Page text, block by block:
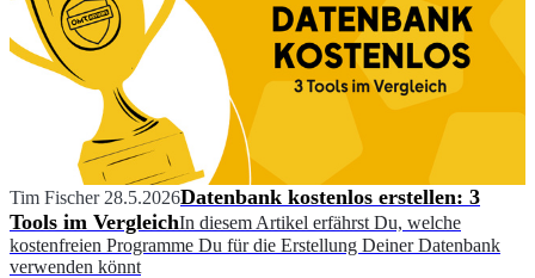
Tim Fischer 28.5.2026Datenbank kostenlos erstellen: 3
Tools im VergleichIn diesem Artikel erfährst Du, welche
kostenfreien Programme Du für die Erstellung Deiner Datenbank
verwenden könnt